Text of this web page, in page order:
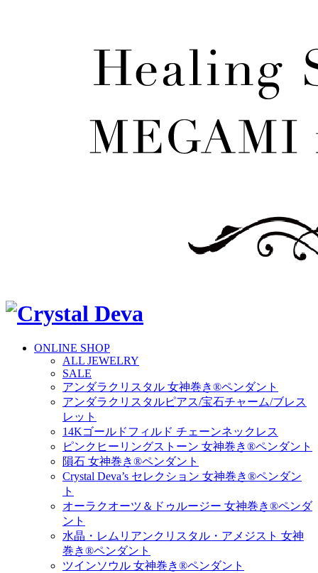
ONLINE SHOP
ALL JEWELRY
SALE
アンダラクリスタル 女神巻き®ペンダント
アンダラクリスタルピアス/宝石チャーム/ブレス
レット
14Kゴールドフィルド チェーンネックレス
ピンクヒーリングストーン 女神巻き®ペンダント
隕石 女神巻き®ペンダント
Crystal Deva’s セレクション 女神巻き®ペンダン
ト
オーラクオーツ＆ドゥルージー 女神巻き®ペンダ
ント
水晶・レムリアンクリスタル・アメジスト 女神
巻き®ペンダント
ツインソウル 女神巻き®ペンダント